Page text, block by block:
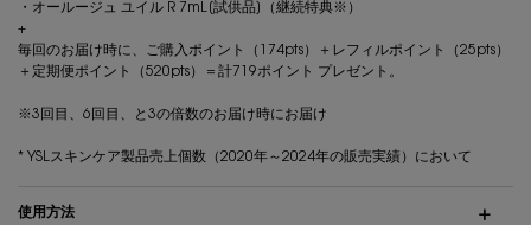
・オールージュ ユイル R 7mL[試供品]（継続特典※）
+
毎回のお届け時に、ご購入ポイント（174pts）＋レフィルポイント（25pts）
＋定期便ポイント（520pts）＝計719ポイント プレゼント。
※3回目、6回目、と3の倍数のお届け時にお届け
* YSLスキンケア製品売上個数（2020年～2024年の販売実績）において
使用方法